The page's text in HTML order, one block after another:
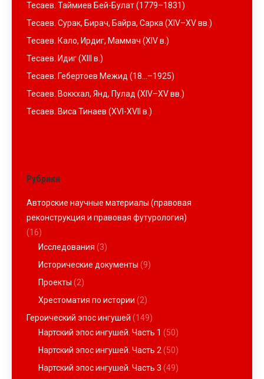
Тесаев. Таймиев Бей-Булат (1779–1831)
Тесаев. Сурак, Бирач, Байра, Сарка (XIV–XV вв.)
Тесаев. Кало, Ирдиг, Маммач (XIV в.)
Тесаев. Идиг (XIII в.)
Тесаев. Гебертоев Межид (18…–1925)
Тесаев. Воккхал, Янд, Пулад (XIV–XV вв.)
Тесаев. Виса Тинаев (XVI-XVII в.)
Рубрики
Авторские научные материалы (правовая
реконструкция и правовая футурология)
(16)
Исследования (3)
Исторические документы (9)
Проекты (2)
Хрестоматия по истории (2)
Героический эпос ингушей (149)
Нартский эпос ингушей. Часть 1 (50)
Нартский эпос ингушей. Часть 2 (50)
Нартский эпос ингушей. Часть 3 (49)